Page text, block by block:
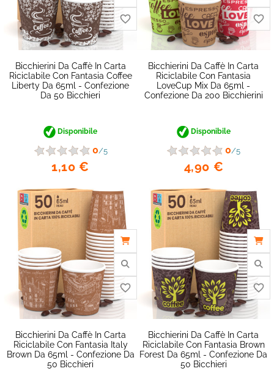
Bicchierini Da Caffè In Carta
Riciclabile Con Fantasia Coffee
Liberty Da 65ml - Confezione
Da 50 Bicchieri
Disponibile
0/5
1,10 €
Bicchierini Da Caffè In Carta
Riciclabile Con Fantasia
LoveCup Mix Da 65ml -
Confezione Da 200 Bicchierini
Disponibile
0/5
4,90 €
Bicchierini Da Caffè In Carta
Riciclabile Con Fantasia Italy
Brown Da 65ml - Confezione Da
50 Bicchieri
Bicchierini Da Caffè In Carta
Riciclabile Con Fantasia Brown
Forest Da 65ml - Confezione Da
50 Bicchieri